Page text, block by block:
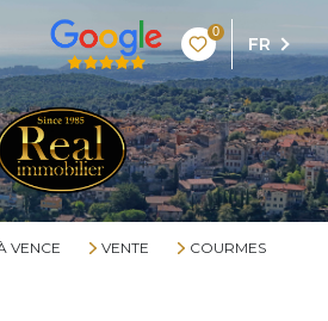
0
FR
VENCE VENTE
COURMES